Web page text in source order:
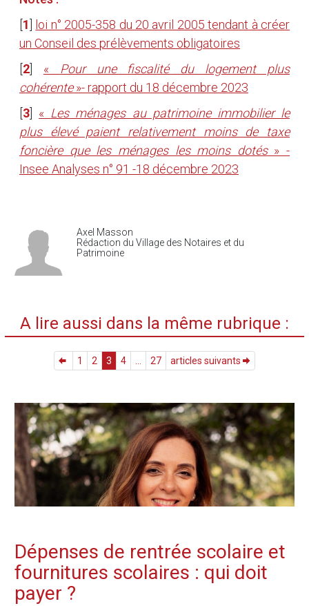
1
loi n° 2005-358 du 20 avril 2005 tendant à créer
un Conseil des prélèvements obligatoires
2 « Pour une fiscalité du logement plus
cohérente»- rapport du 18 décembre 2023
3 « Les ménages au patrimoine immobilier le
plus élevé paient relativement moins de taxe
foncière que les ménages les moins dotés» -
Insee Analyses n° 91 -18 décembre 2023
Axel Masson
Rédaction du Village des Notaires et du
Patrimoine
A lire aussi dans la même rubrique :
1 2 3 4 ... 27 articles suivants
Dépenses de rentrée scolaire et
fournitures scolaires : qui doit
payer ?